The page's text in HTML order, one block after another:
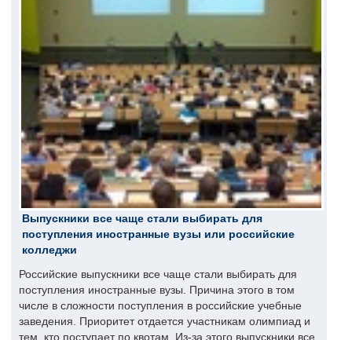
Выпускники все чаще стали выбирать для
поступления иностранные вузы или российские
колледжи
Российские выпускники все чаще стали выбирать для
поступления иностранные вузы. Причина этого в том
числе в сложности поступления в российские учебные
заведения. Приоритет отдается участникам олимпиад и
тем, кто поступает по квотам. Из-за этого выпускники все